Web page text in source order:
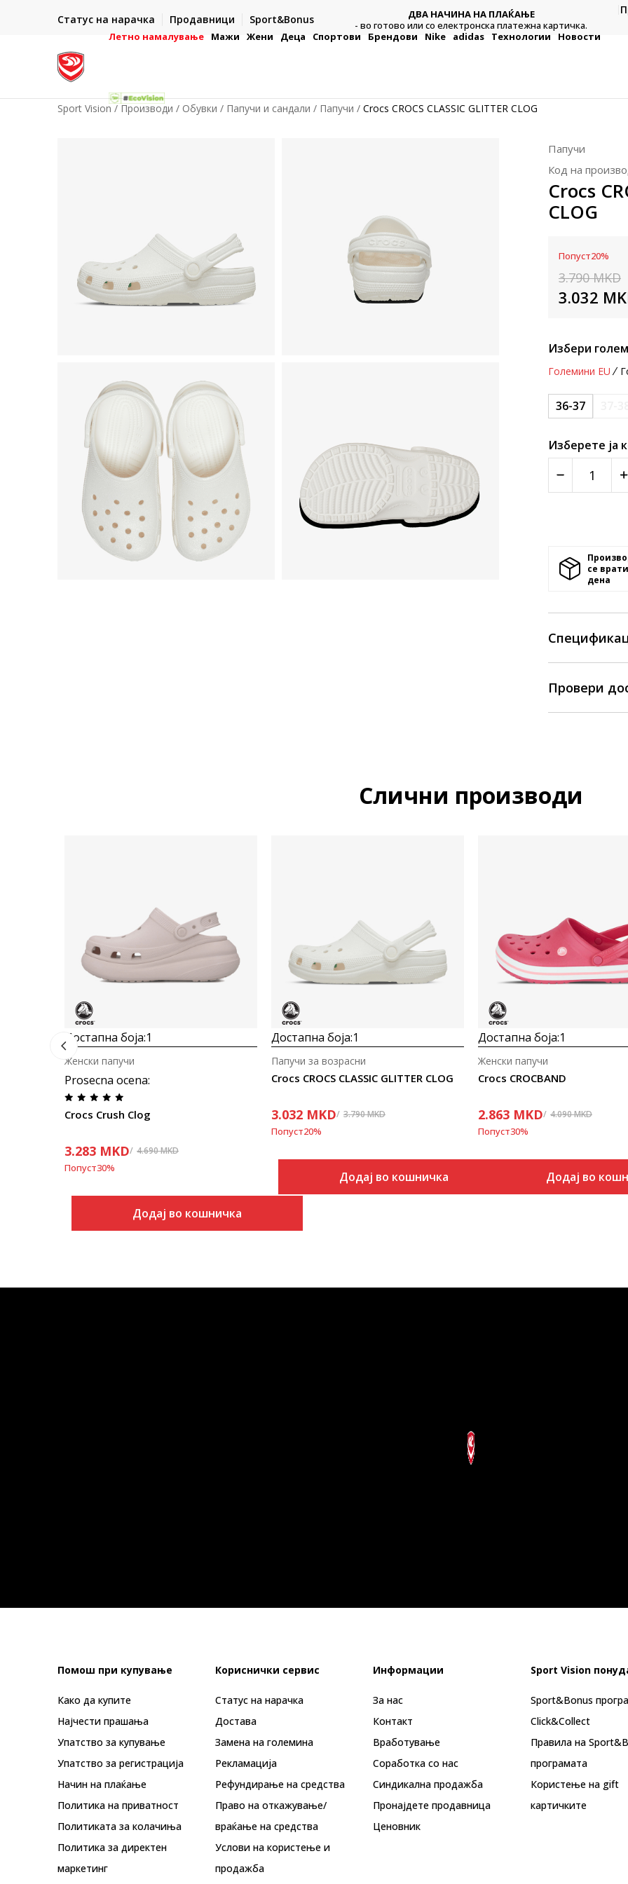
Статус на нарачка Продавници Sport&Bonus
- на сите нарачки во готово или со електронска платежна
ДВА НАЧИНА НА ПЛАЌАЊЕ
- во готово или со електронска платежна картичка.
Летно намалување Мажи Жени Деца Спортови Брендови Nike adidas Технологии Новости
Sport Vision Производи Обувки Папучи и сандали Папучи Crocs CROCS CLASSIC GLITTER CLOG
Папучи
Код на
Crocs
CLOG
Попуст20%
3.790 MKD
3.032
Избери
Големини EU
36-37
Изберете ја
се
денa
Провери
Слични производи
Достапна боја:1
Prosecna ocena:
Crocs Crush Clog
Женски папучи
3.283 MKD 4.690MKD
Попуст30%
Додај во кошничка
Достапна боја:1
Crocs CROCS CLASSIC GLITTER CLOG
Папучи за возрасни
3.032 MKD 3.790MKD
Попуст20%
Додај во кошничка
Достапна боја:1
Crocs CROCBAND
Женски папучи
2.863 MKD 4.090MKD
Попуст30%
Додај во
Помош при купување
Како да купите
Најчести прашања
Упатство за купување
Упатство за регистрација
Начин на плаќање
Политика на приватност
Политиката за колачиња
Политика за директен
маркетинг
Кориснички сервис
Статус на нарачка
Достава
Замена на големина
Рекламациja
Рефундирање на средства
Право на откажување/
враќање на средства
Услови на користење и
продажба
Информации
За нас
Контакт
Вработување
Соработка со нас
Синдикална продажба
Пронајдете продавница
Ценовник
Sport Vision
Sport&Bonus
Click&Collect
Правила на
програмата
Користење на gift
картичките